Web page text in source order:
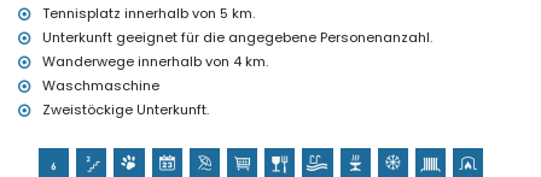
Golf (Club de Golf Javea) (innerhalb von 10 Kilometern von der
Villa)
Klettern (innerhalb von 25 Kilometern von der Villa)
Tennisplatz innerhalb von 5 km.
Unterkunft geeignet für die angegebene Personenanzahl.
Wanderwege innerhalb von 4 km.
Waschmaschine
Zweistöckige Unterkunft.